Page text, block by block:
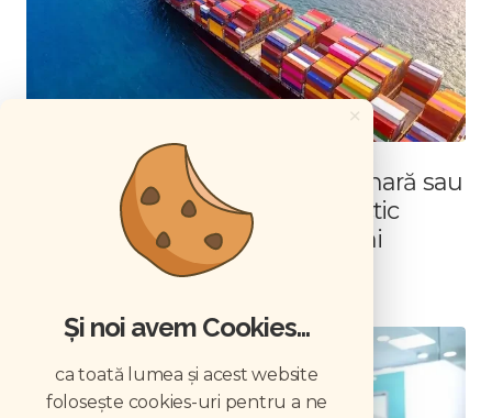
Cum importați aparatură veterinară sau
produse din afara UE: ghid practic
pentru medicii veterinari români
×
Și noi avem Cookies...
ca toată lumea și acest website
folosește cookies-uri pentru a ne